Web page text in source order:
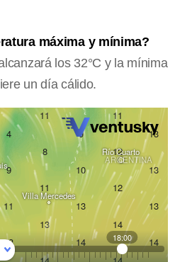
máxima y mínima?
los 32°C y la mínima
un día cálido.